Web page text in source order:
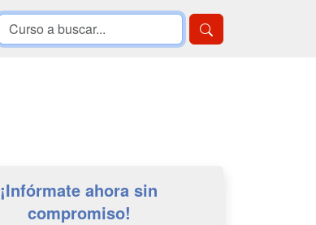
¡Infórmate ahora sin
compromiso!